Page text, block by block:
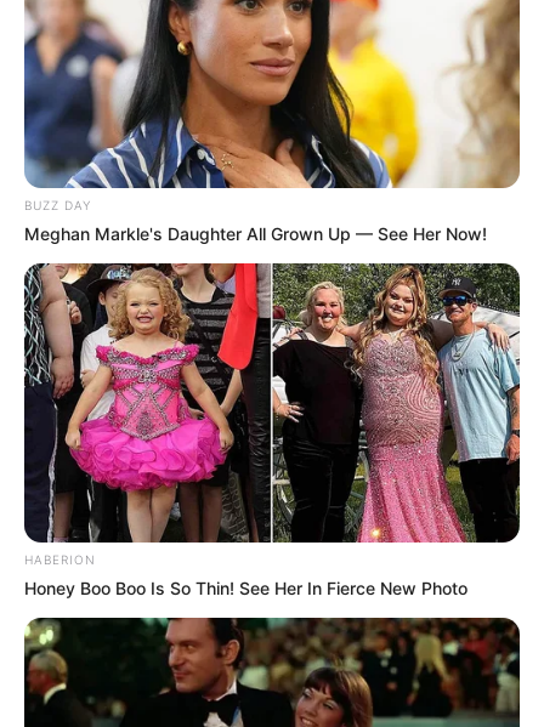
BUZZ DAY
Meghan Markle's Daughter All Grown Up — See Her Now!
HABERION
Honey Boo Boo Is So Thin! See Her In Fierce New Photo